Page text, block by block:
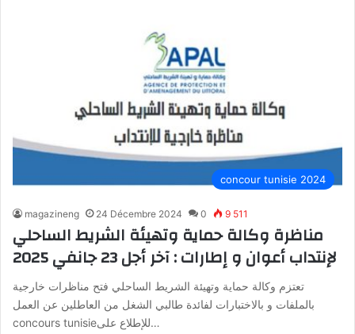
concour tunisie 2024
magazineng 24 Décembre 2024 0 9 511
مناظرة وكالة حماية وتهيئة الشريط الساحلي
لإنتداب أعوان و إطارات : آخر أجل 23 جانفي 2025
تعتزم وكالة حماية وتهيئة الشريط الساحلي فتح مناظرات خارجية
بالملفات و بالاختبارات لفائدة طالبي الشغل من العاطلين عن العمل
concours tunisieللإطلاع على…